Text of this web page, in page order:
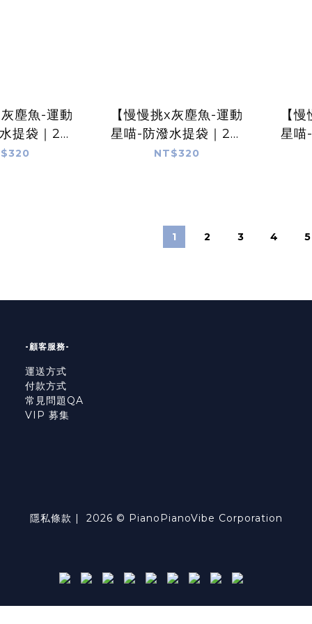
塵魚-運動
提袋｜2面
商品不含杯
【慢慢挑x灰塵魚-運動
星喵-防潑水提袋｜2面
不同圖案】 羽球躺著打
NT$320
【
星喵
1 2 3 4 5
-顧客服務-
運送方式
付款方式
常見問題QA
VIP 募集
隱私條款 | 2026 © PianoPianoVibe Corporation